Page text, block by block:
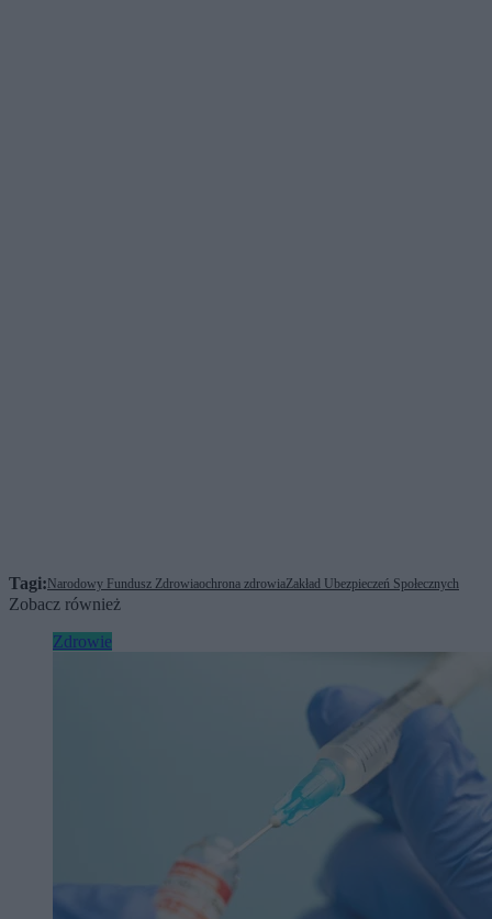
Tagi:Narodowy Fundusz Zdrowiaochrona zdrowiaZakład Ubezpieczeń Społecznych
Zobacz również
Zdrowie